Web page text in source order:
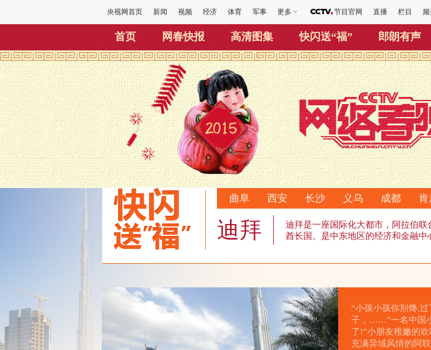
央视网首页 新闻 视频 经济 体育 军事 更多 节目官网 直播 栏目
首页 网春快报 高清图集 快闪送“福” 郎朗有声
曲阜 西安 长沙 义乌 成都 肯
迪拜
迪拜是一座国际化大都市，阿拉伯
酋长国。是中东地区的经济和金融中
“小孩小孩你别馋,
子，……”一名中国
了!”小朋友稚嫩的
充满异域风情的阿